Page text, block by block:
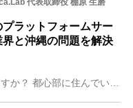
ラットフォームサー
界と沖縄の問題を解決